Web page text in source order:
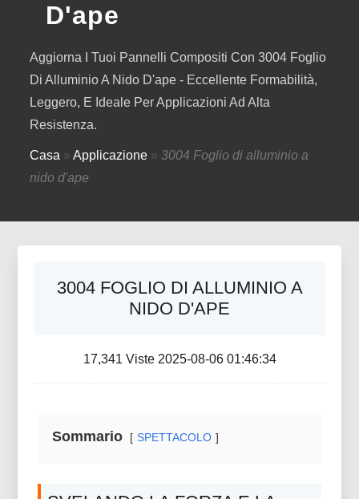
D'ape
Aggiorna I Tuoi Pannelli Compositi Con 3004 Foglio
Di Alluminio A Nido D'ape - Eccellente Formabilità,
Leggero, E Ideale Per Applicazioni Ad Alta
Resistenza.
Casa »Applicazione »3004 Foglio di alluminio a
nido d'ape
3004 FOGLIO DI ALLUMINIO A
NIDO D'APE
17,341 Viste 2025-08-06 01:46:34
Sommario SPETTACOLO